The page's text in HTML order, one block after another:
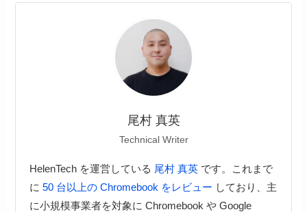
尾村 真英
Technical Writer
HelenTech を運営している 尾村 真英です。これまで
に 50 台以上の Chromebook をレビュー しており、主
に小規模事業者を対象に Chromebook や Google